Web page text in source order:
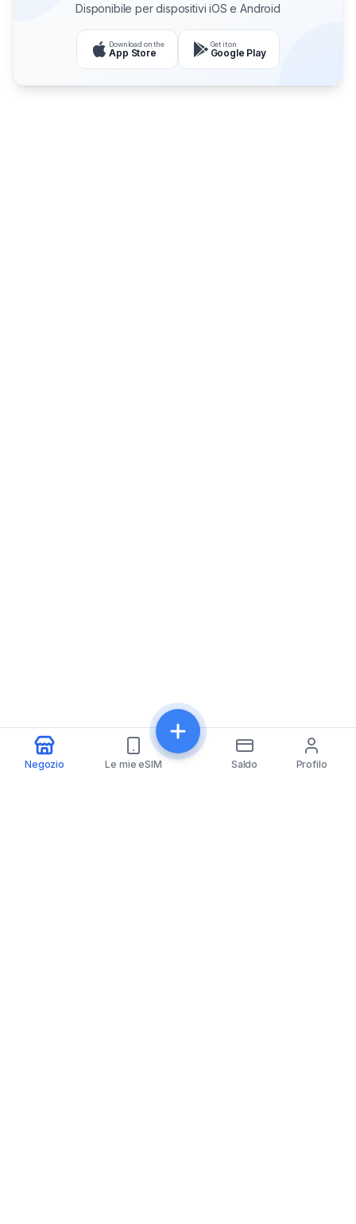
Disponibile per dispositivi iOS e Android
Download on the
App Store
Get it on
Google Play
Negozio Le mie eSIM Saldo Profilo